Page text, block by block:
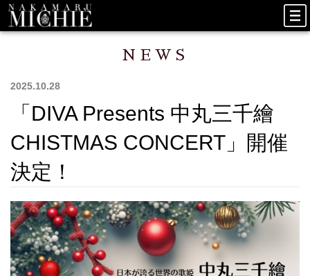
NEWS
2025.10.28
「DIVA Presents 中丸三千繪
CHISTMAS CONCERT​」開催
決定！